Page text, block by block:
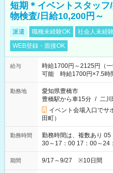
短期＊イベントスタッ
物検査/日給10,200円～
派遣 職種未経験OK 社会人未経
WEB登録・面接OK
給与
時給1700円～2125円（
可能 時給1700円×7.5時
勤務地
愛知県豊橋市
豊橋駅から車15分 / 二
イベント会場入口でサ
田町）
勤務時間
勤務時間は、複数あり
30～17：00 17：00～
務もあります。 【休憩】60分+他休憩あり 交替で取得します。
安全面に配慮しこまめな
期間 9/17～9/27 ※10日間